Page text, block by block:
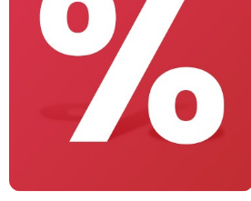
Paulmann LED-seinäuppovalaisin
EDGE, musta
Varastossa